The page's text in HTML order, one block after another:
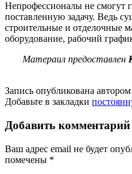
Непрофессионалы не смогут
поставленную задачу. Ведь
строительные и отделочные
оборудование, рабочий
Матераил предоставлен
Запись опубликована автором
Добавьте в закладки
Добавить комментарий
Ваш адрес email не будет
помечены *